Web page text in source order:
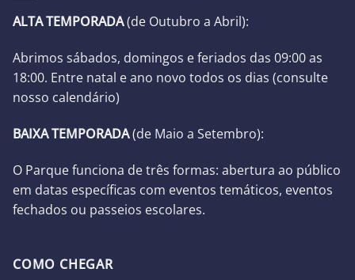
ALTA TEMPORADA(de Outubro a Abril):
Abrimos sábados, domingos e feriados das 09:00 as
18:00. Entre natal e ano novo todos os dias (consulte
nosso calendário)
BAIXA TEMPORADA(de Maio a Setembro):
O Parque funciona de três formas: abertura ao público
em datas específicas com eventos temáticos, eventos
fechados ou passeios escolares.
COMO CHEGAR